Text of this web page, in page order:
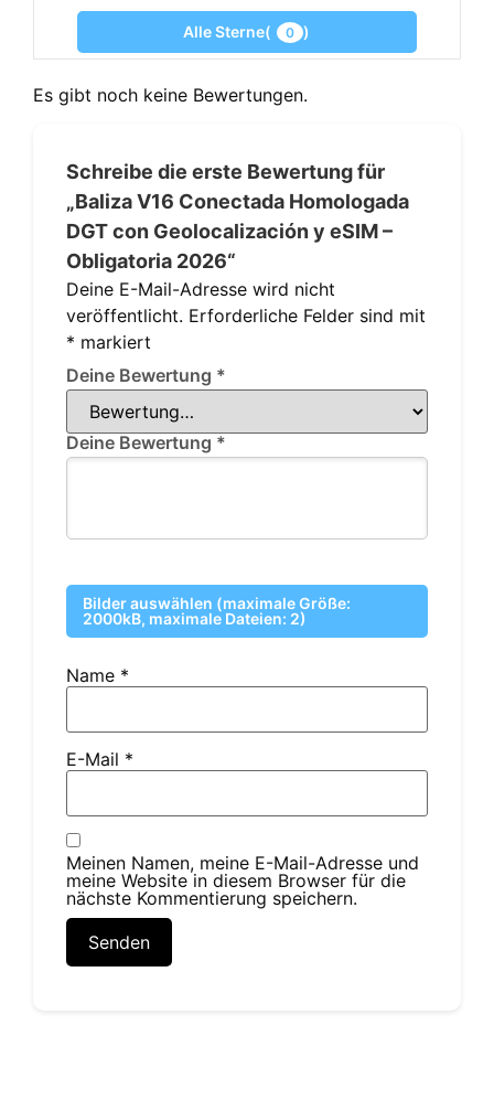
Alle Sterne( 0 )
Es gibt noch keine Bewertungen.
Schreibe die erste Bewertung für
„Baliza V16 Conectada Homologada
DGT con Geolocalización y eSIM –
Obligatoria 2026“
Deine E-Mail-Adresse wird nicht
veröffentlicht. Erforderliche Felder sind mit
* markiert
Deine Bewertung *
Deine Bewertung *
Bilder auswählen (maximale Größe:
2000kB, maximale Dateien: 2)
Name *
E-Mail *
Meinen Namen, meine E-Mail-Adresse und
meine Website in diesem Browser für die
nächste Kommentierung speichern.